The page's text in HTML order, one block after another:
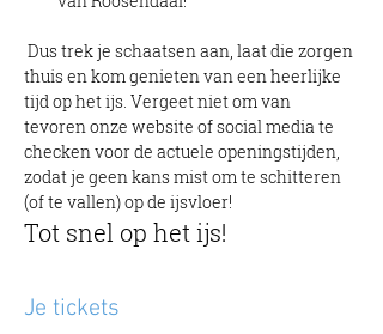
thuis en kom genieten van een heerlijke
tijd op het ijs. Vergeet niet om van
tevoren onze website of social media te
checken voor de actuele openingstijden,
zodat je geen kans mist om te schitteren
(of te vallen) op de ijsvloer!
Tot snel op het ijs!
Je tickets